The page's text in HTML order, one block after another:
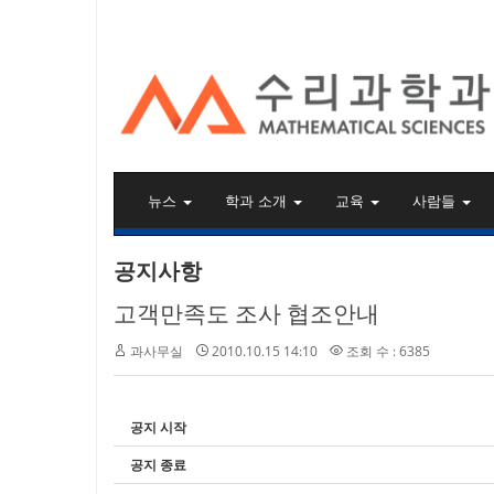
KAIST 수리과학과
뉴스 학과 소개 교육 사람들
공지사항
고객만족도 조사 협조안내
과사무실 2010.10.15 14:10 조회 수 : 6385
공지 시작
공지 종료